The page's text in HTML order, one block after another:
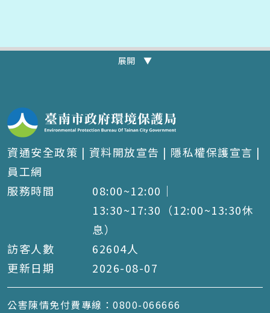
展開 ▼
資通安全政策 | 資料開放宣告 | 隱私權保護宣言 |
員工網
服務時間
08:00~12:00｜
13:30~17:30（12:00~13:30休
息）
訪客人數
62604人
更新日期
2026-08-07
公害陳情免付費專線：0800-066666